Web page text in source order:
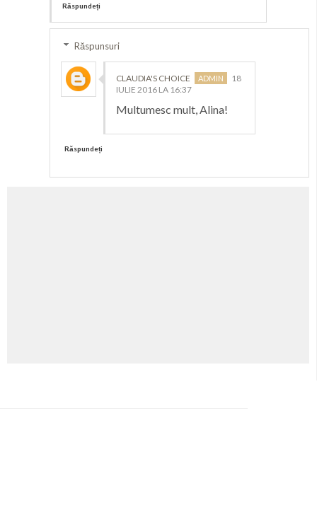
Răspundeți
Răspunsuri
CLAUDIA'S CHOICE
18
IULIE 2016 LA 16:37
Multumesc mult, Alina!
Răspundeți